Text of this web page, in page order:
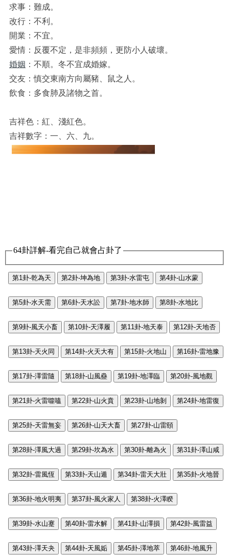
求事：難成。
改行：不利。
開業：不宜。
愛情：反覆不定，是非頻頻，更防小人破壞。
婚姻 ：不順。冬不宜成婚嫁。
交友：慎交東南方向屬豬、鼠之人。
飲食：多食肺及諸物之首。
吉祥色：紅、淺紅色。
吉祥數字：一、六、九。
64卦詳解-看完自己就會占卦了
第1卦-乾為天 第2卦-坤為地 第3卦-水雷屯 第4卦-山水蒙
第5卦-水天需 第6卦-天水訟 第7卦-地水師 第8卦-水地比
第9卦-風天小畜 第10卦-天澤履 第11卦-地天泰 第12卦-天地否
第13卦-天火同 第14卦-火天大有 第15卦-火地山 第16卦-雷地豫
第17卦-澤雷隨 第18卦-山風蠱 第19卦-地澤臨 第20卦-風地觀
第21卦-火雷噬嗑 第22卦-山火賁 第23卦-山地剝 第24卦-地雷復
第25卦-天雷無妄 第26卦-山天大畜 第27卦-山雷頤
第28卦-澤風大過 第29卦-坎為水 第30卦-離為火 第31卦-澤山咸
第32卦-雷風恆 第33卦-天山遁 第34卦-雷天大壯 第35卦-火地晉
第36卦-地火明夷 第37卦-風火家人 第38卦-火澤睽
第39卦-水山蹇 第40卦-雷水解 第41卦-山澤損 第42卦-風雷益
第43卦-澤天夬 第44卦-天風姤 第45卦-澤地萃 第46卦-地風升